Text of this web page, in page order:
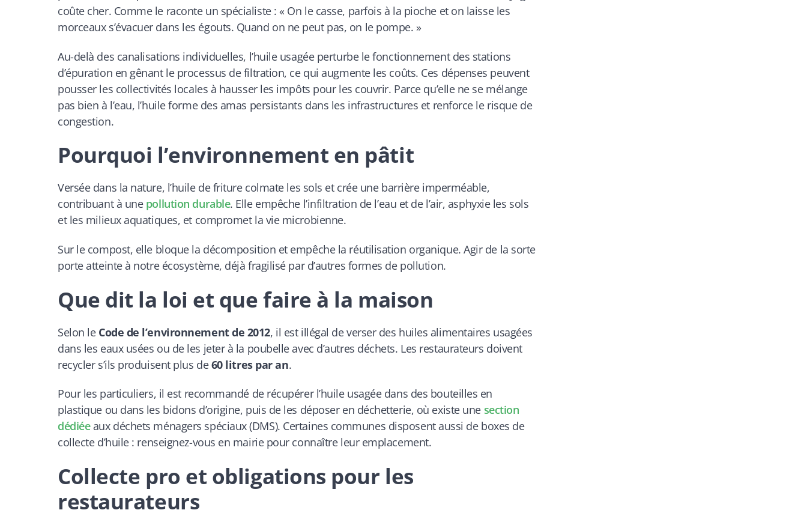
coûte cher. Comme le raconte un spécialiste : « On le casse, parfois à la pioche et on laisse les
morceaux s’évacuer dans les égouts. Quand on ne peut pas, on le pompe. »
Au-delà des canalisations individuelles, l’huile usagée perturbe le fonctionnement des stations
d’épuration en gênant le processus de filtration, ce qui augmente les coûts. Ces dépenses peuvent
pousser les collectivités locales à hausser les impôts pour les couvrir. Parce qu’elle ne se mélange
pas bien à l’eau, l’huile forme des amas persistants dans les infrastructures et renforce le risque de
congestion.
Pourquoi l’environnement en pâtit
Versée dans la nature, l’huile de friture colmate les sols et crée une barrière imperméable,
contribuant à une pollution durable. Elle empêche l’infiltration de l’eau et de l’air, asphyxie les sols
et les milieux aquatiques, et compromet la vie microbienne.
Sur le compost, elle bloque la décomposition et empêche la réutilisation organique. Agir de la sorte
porte atteinte à notre écosystème, déjà fragilisé par d’autres formes de pollution.
Que dit la loi et que faire à la maison
Selon le Code de l’environnement de 2012, il est illégal de verser des huiles alimentaires usagées
dans les eaux usées ou de les jeter à la poubelle avec d’autres déchets. Les restaurateurs doivent
recycler s’ils produisent plus de60 litres par an.
Pour les particuliers, il est recommandé de récupérer l’huile usagée dans des bouteilles en
plastique ou dans les bidons d’origine, puis de les déposer en déchetterie, où existe une section
dédiéeaux déchets ménagers spéciaux (DMS). Certaines communes disposent aussi de boxes de
collecte d’huile : renseignez-vous en mairie pour connaître leur emplacement.
Collecte pro et obligations pour les
restaurateurs